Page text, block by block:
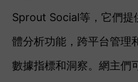
Sprout Social等，它們提
體分析功能，跨平台管理
數據指標和洞察。網主們